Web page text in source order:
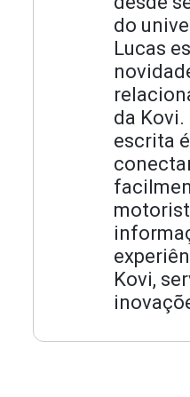
do
Lucas
da Kovi.
escrita
Kovi,